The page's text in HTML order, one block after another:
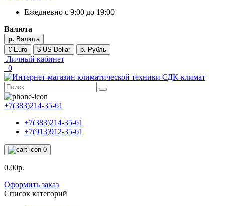
Ежедневно с 9:00 до 19:00
Валюта
р. Валюта
€ Euro
$ US Dollar р. Рубль
Личный кабинет
0
+7(383)214-35-61
+7(383)214-35-61
+7(913)912-35-61
0
0.00р.
Оформить заказ
Список категорий